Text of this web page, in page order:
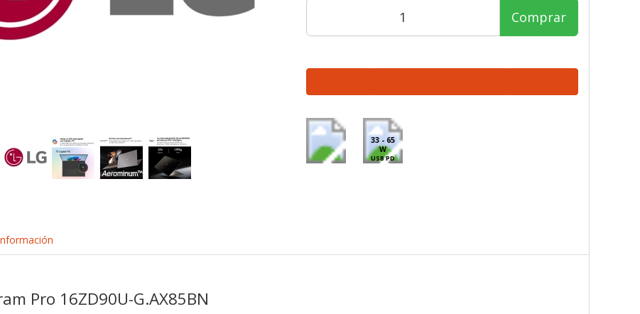
Comprar
33 - 65
W
USB PD
Pro 16ZD90U-G.AX85BN